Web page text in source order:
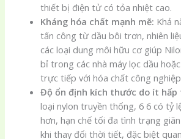
thiết bị điện tử có tỏa nhiệt cao.
Kháng hóa chất mạnh mẽ: Khả
tấn công từ dầu bôi trơn, nhiên
các loại dung môi hữu cơ giúp
bỉ trong các nhà máy lọc dầu
trực tiếp với hóa chất công
Độ ổn định kích thước do ít hấp
loại nylon truyền thống, 6 6 có tỷ
hơn, hạn chế tối đa tình trạng
khi thay đổi thời tiết, đặc biệt